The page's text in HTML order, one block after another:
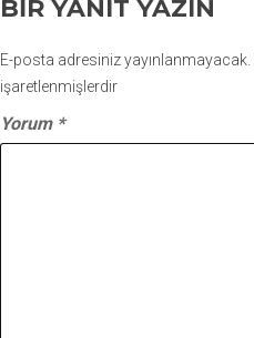
BIR YANIT YAZIN
E-posta adresiniz yayınlanmayacak.
işaretlenmişlerdir
Yorum *